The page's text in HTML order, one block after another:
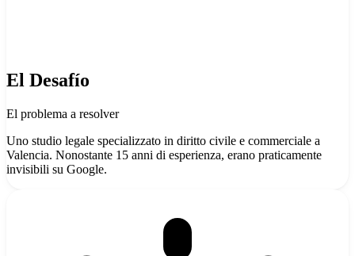
El Desafío
El problema a resolver
Uno studio legale specializzato in diritto civile e commerciale a
Valencia. Nonostante 15 anni di esperienza, erano praticamente
invisibili su Google.